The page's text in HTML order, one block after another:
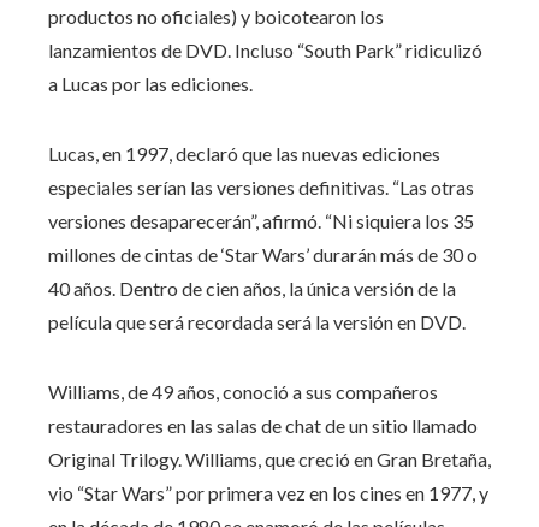
productos no oficiales) y boicotearon los
lanzamientos de DVD. Incluso “South Park” ridiculizó
a Lucas por las ediciones.
Lucas, en 1997, declaró que las nuevas ediciones
especiales serían las versiones definitivas. “Las otras
versiones desaparecerán”, afirmó. “Ni siquiera los 35
millones de cintas de ‘Star Wars’ durarán más de 30 o
40 años. Dentro de cien años, la única versión de la
película que será recordada será la versión en DVD.
Williams, de 49 años, conoció a sus compañeros
restauradores en las salas de chat de un sitio llamado
Original Trilogy. Williams, que creció en Gran Bretaña,
vio “Star Wars” por primera vez en los cines en 1977, y